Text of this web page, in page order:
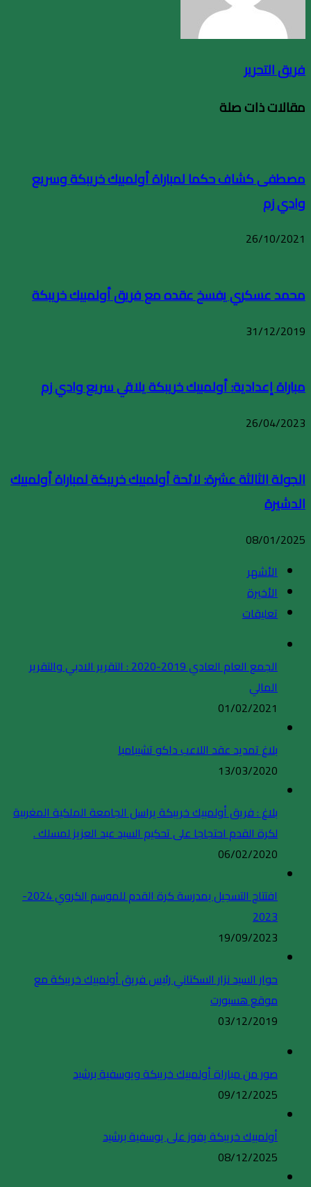
فريق التحرير
مقالات ذات صلة
مصطفى كشاف حكما لمباراة أولمبيك خريبكة وسريع
وادي زم
26/10/2021
محمد عسكري يفسخ عقده مع فريق أولمبيك خريبكة
31/12/2019
مباراة إعدادية: أولمبيك خريبكة يلاقي سريع وادي زم
26/04/2023
الجولة الثالثة عشرة: لائحة أولمبيك خريبكة لمباراة أولمبيك
الدشيرة
08/01/2025
الأشهر
الأخيرة
تعليقات
الجمع العام العادي 2019-2020 : التقرير الادبي والتقرير
المالي
01/02/2021
بلاغ تمديد عقد اللاعب داكو تشيبامبا
13/03/2020
بلاغ : فريق أولمبيك خريبكة يراسل الجامعة الملكية المغربية
لكرة القدم احتجاجا على تحكيم السيد عبد العزيز لمسلك .
06/02/2020
افتتاح التسجيل بمدرسة كرة القدم للموسم الكروي 2024-
2023
19/09/2023
حوار السيد نزار السكتاني رئيس فريق أولمبيك خريبكة مع
موقع هسبورت
03/12/2019
صور من مباراة أولمبيك خريبكة ويوسفية برشيد
09/12/2025
أولمبيك خريبكة يفوز على يوسفية برشيد
08/12/2025